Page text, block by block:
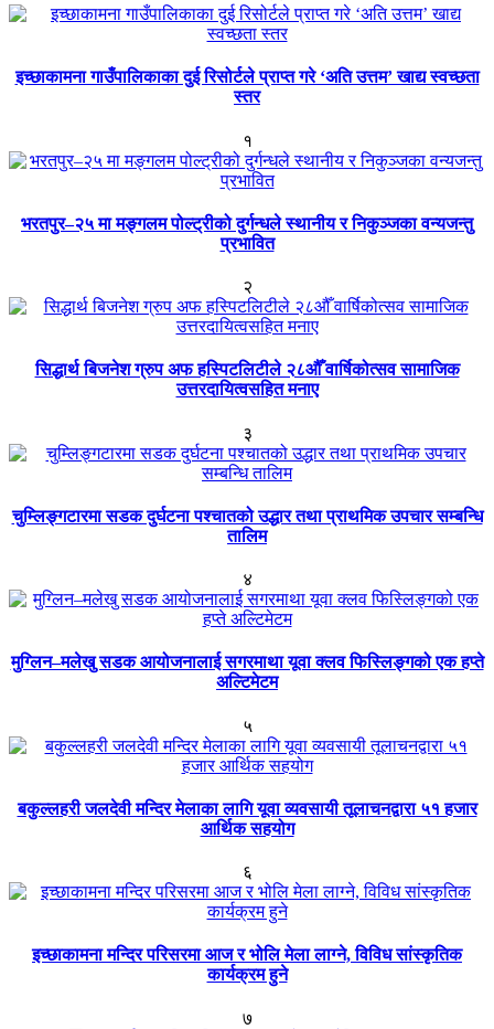
इच्छाकामना गाउँपालिकाका दुई रिसोर्टले प्राप्त गरे ‘अति उत्तम’ खाद्य स्वच्छता
स्तर
१
भरतपुर–२५ मा मङ्गलम पोल्ट्रीको दुर्गन्धले स्थानीय र निकुञ्जका वन्यजन्तु
प्रभावित
२
सिद्धार्थ बिजनेश ग्रुप अफ हस्पिटलिटीले २८औँ वार्षिकोत्सव सामाजिक
उत्तरदायित्वसहित मनाए
३
चुम्लिङ्गटारमा सडक दुर्घटना पश्चातको उद्धार तथा प्राथमिक उपचार सम्बन्धि
तालिम
४
मुग्लिन–मलेखु सडक आयोजनालाई सगरमाथा यूवा क्लव फिस्लिङ्गको एक हप्ते
अल्टिमेटम
५
बकुल्लहरी जलदेवी मन्दिर मेलाका लागि यूवा व्यवसायी तूलाचनद्वारा ५१ हजार
आर्थिक सहयोग
६
इच्छाकामना मन्दिर परिसरमा आज र भोलि मेला लाग्ने, विविध सांस्कृतिक
कार्यक्रम हुने
७